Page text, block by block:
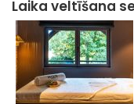
Laika veltīšana